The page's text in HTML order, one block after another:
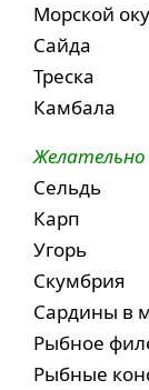
Морской
Сайда
Треска
Камбала
Желательно
Сельдь
Карп
Угорь
Скумбрия
Сардины в
Рыбное
Рыбные